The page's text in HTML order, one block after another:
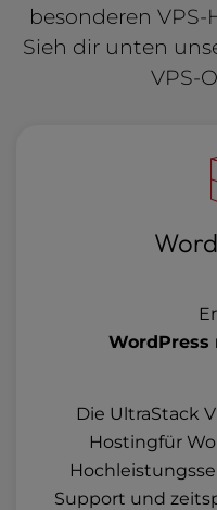
besonderen
Sieh dir unten
VPS-
WordPress
Die UltraStack
Hostingfür
Support und